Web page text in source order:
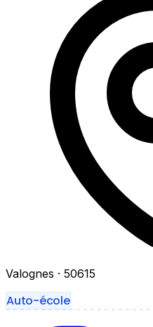
Valognes · 50615
Auto-école